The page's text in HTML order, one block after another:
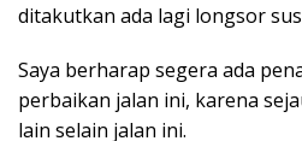
ditakutkan ada lagi longsor
Saya berharap segera ada
perbaikan jalan ini, karena
lain selain jalan ini.